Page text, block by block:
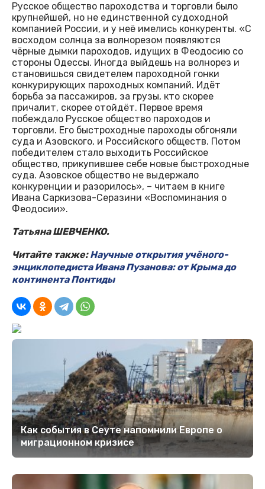
Русское общество пароходства и торговли было
крупнейшей, но не единственной судоходной
компанией России, и у неё имелись конкуренты. «С
восходом солнца за волнорезом появляются
чёрные дымки пароходов, идущих в Феодосию со
стороны Одессы. Иногда выйдешь на волнорез и
становишься свидетелем пароходной гонки
конкурирующих пароходных компаний. Идёт
борьба за пассажиров, за грузы, кто скорее
причалит, скорее отойдёт. Первое время
побеждало Русское общество пароходов и
торговли. Его быстроходные пароходы обгоняли
суда и Азовского, и Российского обществ. Потом
победителем стало выходить Российское
общество, прикупившее себе новые быстроходные
суда. Азовское общество не выдержало
конкуренции и разорилось», – читаем в книге
Ивана Саркизова-Серазини «Воспоминания о
Феодосии».
Татьяна ШЕВЧЕНКО.
Читайте также:Научные открытия учёного-
энциклопедиста Ивана Пузанова: от Крыма до
континента Понтиды
Как события в Сеуте напомнили Европе о
миграционном кризисе